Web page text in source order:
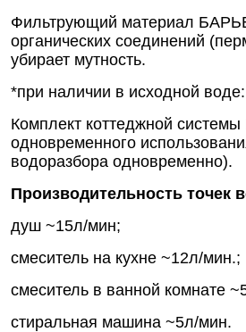
Фильтрующий материал
органических соединений
убирает мутность.
*при наличии в исходной
Комплект коттеджной
одновременного
водоразбора одновременно).
Производительность точек
душ ~15л/мин;
смеситель на кухне ~12л/мин.;
смеситель в ванной комнате
стиральная машина ~5л/мин.